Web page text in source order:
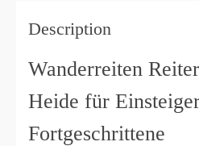
Description
Wanderreiten
Heide für
Fortgeschrittene